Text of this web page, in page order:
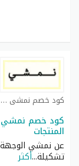
كود خصم نمشي كوبون
المنتجات
عن نمشي الوجهة
تشكيلة...أكثر